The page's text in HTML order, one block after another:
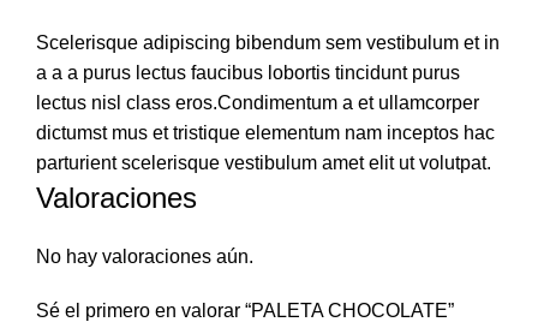
Scelerisque adipiscing bibendum sem vestibulum et in
a a a purus lectus faucibus lobortis tincidunt purus
lectus nisl class eros.Condimentum a et ullamcorper
dictumst mus et tristique elementum nam inceptos hac
parturient scelerisque vestibulum amet elit ut volutpat.
Valoraciones
No hay valoraciones aún.
Sé el primero en valorar “PALETA CHOCOLATE”